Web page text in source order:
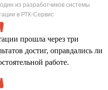
из разработчиков системы
в РТК-Сервис
прошла через три
достиг, оправдались ли
работе.